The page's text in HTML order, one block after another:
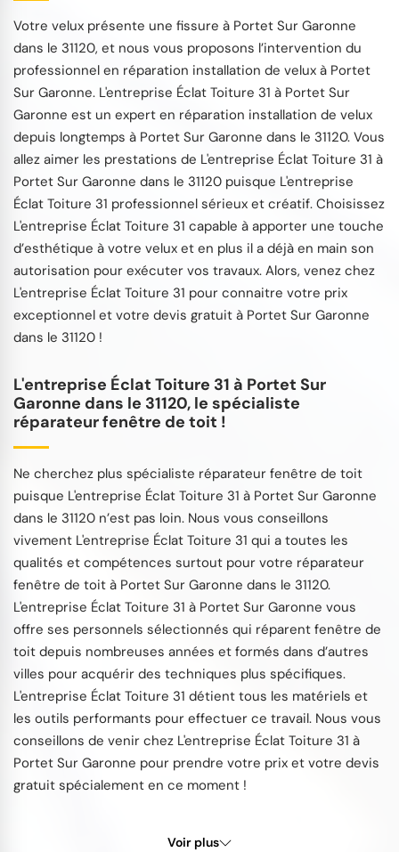
Votre velux présente une fissure à Portet Sur Garonne
dans le 31120, et nous vous proposons l’intervention du
professionnel en réparation installation de velux à Portet
Sur Garonne. L'entreprise Éclat Toiture 31 à Portet Sur
Garonne est un expert en réparation installation de velux
depuis longtemps à Portet Sur Garonne dans le 31120. Vous
allez aimer les prestations de L'entreprise Éclat Toiture 31 à
Portet Sur Garonne dans le 31120 puisque L'entreprise
Éclat Toiture 31 professionnel sérieux et créatif. Choisissez
L'entreprise Éclat Toiture 31 capable à apporter une touche
d’esthétique à votre velux et en plus il a déjà en main son
autorisation pour exécuter vos travaux. Alors, venez chez
L'entreprise Éclat Toiture 31 pour connaitre votre prix
exceptionnel et votre devis gratuit à Portet Sur Garonne
dans le 31120 !
L'entreprise Éclat Toiture 31 à Portet Sur
Garonne dans le 31120, le spécialiste
réparateur fenêtre de toit !
Ne cherchez plus spécialiste réparateur fenêtre de toit
puisque L'entreprise Éclat Toiture 31 à Portet Sur Garonne
dans le 31120 n’est pas loin. Nous vous conseillons
vivement L'entreprise Éclat Toiture 31 qui a toutes les
qualités et compétences surtout pour votre réparateur
fenêtre de toit à Portet Sur Garonne dans le 31120.
L'entreprise Éclat Toiture 31 à Portet Sur Garonne vous
offre ses personnels sélectionnés qui réparent fenêtre de
toit depuis nombreuses années et formés dans d’autres
villes pour acquérir des techniques plus spécifiques.
L'entreprise Éclat Toiture 31 détient tous les matériels et
les outils performants pour effectuer ce travail. Nous vous
conseillons de venir chez L'entreprise Éclat Toiture 31 à
Portet Sur Garonne pour prendre votre prix et votre devis
gratuit spécialement en ce moment !
Voir plus